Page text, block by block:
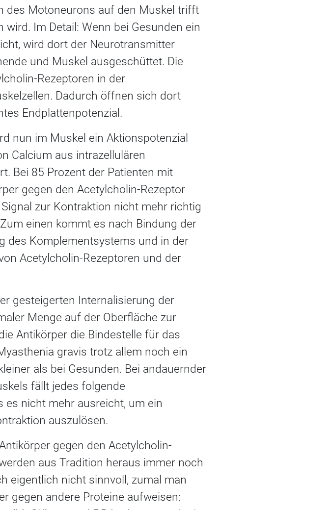
des Motoneurons auf den Muskel trifft
Im Detail: Wenn bei Gesunden ein
wird dort der Neurotransmitter
und Muskel ausgeschüttet. Die
Rezeptoren in der
Dadurch öffnen sich dort
Endplattenpotenzial.
nun im Muskel ein Aktionspotenzial
Calcium aus intrazellulären
Bei 85 Prozent der Patienten mit
gegen den Acetylcholin-Rezeptor
zur Kontraktion nicht mehr richtig
einen kommt es nach Bindung der
des Komplementsystems und in der
Acetylcholin-Rezeptoren und der
gesteigerten Internalisierung der
Menge auf der Oberfläche zur
Antikörper die Bindestelle für das
gravis trotz allem noch ein
als bei Gesunden. Bei andauernder
fällt jedes folgende
es nicht mehr ausreicht, um ein
auszulösen.
gegen den Acetylcholin-
aus Tradition heraus immer noch
eigentlich nicht sinnvoll, zumal man
gegen andere Proteine aufweisen: